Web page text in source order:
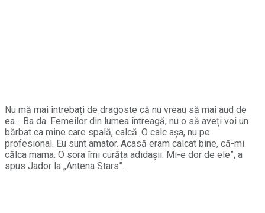
Nu mă mai întrebați de dragoste că nu vreau să mai aud de
ea… Ba da. Femeilor din lumea întreagă, nu o să aveți voi un
bărbat ca mine care spală, calcă. O calc așa, nu pe
profesional. Eu sunt amator. Acasă eram calcat bine, că-mi
călca mama. O sora îmi curăța adidașii. Mi-e dor de ele”, a
spus Jador la „Antena Stars”.